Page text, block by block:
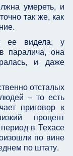
умереть, и
так же, как
ее видела, у
паралича, она
и даже
отсталых
– то есть
приговор к
процент
в Техасе
по вине
по штату.